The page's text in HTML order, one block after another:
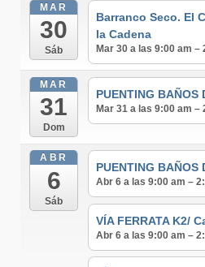
MAR
30
Sáb
Barranco Seco. El
la Cadena
Mar 30 a las 9:00 am –
MAR
31
Dom
PUENTING BAÑOS
Mar 31 a las 9:00 am –
ABR
6
Sáb
PUENTING BAÑOS
Abr 6 a las 9:00 am –
VÍA FERRATA K2/
Abr 6 a las 9:00 am –